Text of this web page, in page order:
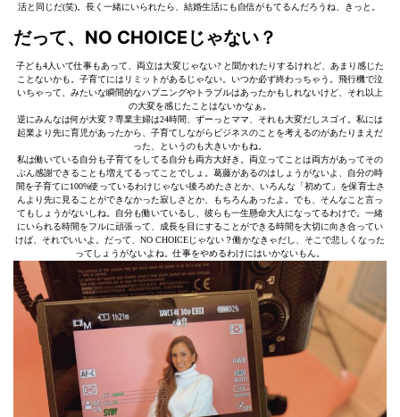
活と同じだ(笑)。長く一緒にいられたら、結婚生活にも自信がもてるんだろうね、きっと。
だって、NO CHOICEじゃない？
子ども4人いて仕事もあって、両立は大変じゃない? と聞かれたりするけれど、あまり感じた
ことないかも。子育てにはリミットがあるじゃない。いつか必ず終わっちゃう。飛行機で泣
いちゃって、みたいな瞬間的なハプニングやトラブルはあったかもしれないけど、それ以上
の大変を感じたことはないかなぁ。
逆にみんなは何が大変？専業主婦は24時間、ずーっとママ、それも大変だしスゴイ。私には
起業より先に育児があったから、子育てしながらビジネスのことを考えるのがあたりまえだ
った、というのも大きいかもね。
私は働いている自分も子育てをしてる自分も両方大好き。両立ってことは両方があってその
ぶん感謝できることも増えてるってことでしょ。葛藤があるのはしょうがないよ、自分の時
間を子育てに100%使っているわけじゃない後ろめたさとか、いろんな「初めて」を保育士さ
んより先に見ることができなかった寂しさとか、もちろんあったよ。でも、そんなこと言っ
てもしょうがないしね。自分も働いているし、彼らも一生懸命大人になってるわけで。一緒
にいられる時間をフルに頑張って、成長を目にすることができる時間を大切に向き合ってい
けば、それでいいよ。だって、NO CHOICEじゃない？働かなきゃだし、そこで悲しくなった
ってしょうがないよね。仕事をやめるわけにはいかないもん。